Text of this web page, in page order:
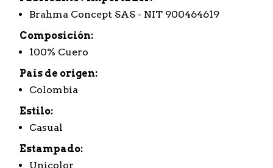
Brahma Concept SAS - NIT 900464619
Composición
100% Cuero
País de origen
Colombia
Estilo
Casual
Estampado
Unicolor